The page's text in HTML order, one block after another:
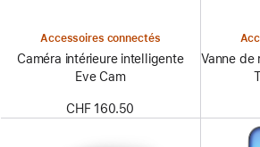
Accessoires connectés
Caméra intérieure intelligente
Eve Cam
CHF 160.50
Vanne de